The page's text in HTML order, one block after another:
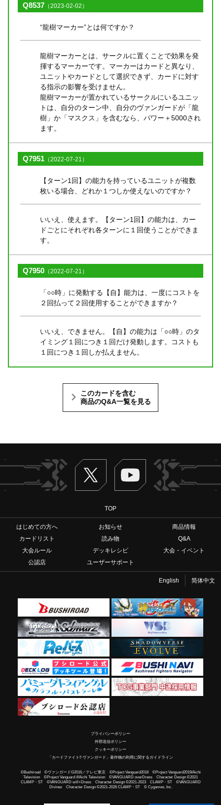
Q8537 （2023-02-02）
“龍樹マーカー”とは何ですか？
龍樹マーカーとは、サークルに置くことで効果を発
揮するマーカーです。マーカーはカードと異なり、
ユニットやカードとして選択できず、カードに対す
る指示の影響を受けません。
龍樹マーカーが置かれているサークルにいるユニッ
トは、自分のターン中、自分のヴァンガードが「龍
樹」か「マスクス」を含むなら、パワー＋5000され
ます。
Q7951 （2022-07-21）
【ターン1回】の能力を持っているユニットが複数
枚いる場合、どれか１つしか使えないのですか？
いいえ、使えます。【ターン1回】の能力は、カー
ドごとにそれぞれ各ターンに１回使うことができま
す。
Q7950 （2022-07-21）
「○○時」に発動する【自】能力は、一度にコストを
２回払って２回使用することができますか？
いいえ、できません。【自】の能力は「○○時」のタ
イミング１回につき１回だけ発動します。コストも
１回につき１回しか払えません。
このカードを含む
商品のQ&A一覧を見る
Twitter ヴァンガードch
TOP
はじめての方へ お知らせ
商品情報
カードリスト
読み物
Q&A
大会ルール
デッキレシピ
大会・イベント
公認店
ユーザーサポート
English 简体中文
プライバシーポリシー
外部送信ポリシー
クッキーポリシー
「カードファイト!! ヴァンガード」著作物の利用に関するガイドライン
©Bushiroad ©ヴァンガードG2016／テレビ東京 ©Project Vanguard2018 ©Project Vanguard2019/Aichi
Television ©Project Vanguard if/Aichi Television ©VANGUARD overDress Character Design ©2021
CLAMP・ST ©VANGUARD will+Dress Character Design ©2021-2023 CLAMP・ST ©VANGUARD
Divinez Character Design ©2021-2026 CLAMP・ST © Cygames, Inc.